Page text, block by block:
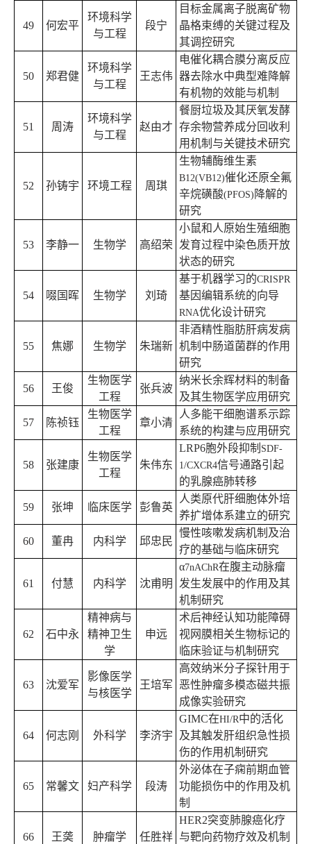
49 何宏平
环境科学
与工程
段宁
目标金属离子脱离矿物
晶格束缚的关键过程及
其调控研究
50 郑君健
环境科学
与工程
王志伟
电催化耦合膜分离反应
器去除水中典型难降解
有机物的效能与机制
51 周涛
环境科学
与工程
赵由才
餐厨垃圾及其厌氧发酵
存余物营养成分回收利
用机制与关键技术研究
52 孙铸宇 环境工程 周琪
生物辅酶维生素
B12(VB12)催化还原全氟
辛烷磺酸(PFOS) 降解的
研究
53 李静一 生物学 高绍荣
小鼠和人原始生殖细胞
发育过程中染色质开放
状态的研究
54 啜国晖 生物学 刘琦
基于机器学习的CRISPR
基因编辑系统的向导
RNA优化设计研究
55 焦娜 生物学 朱瑞新
非酒精性脂肪肝病发病
机制中肠道菌群的作用
研究
56 王俊
生物医学
工程
张兵波
纳米长余辉材料的制备
及其生物医学应用研究
57 陈祯钰
生物医学
工程
章小清
人多能干细胞谱系示踪
系统的构建与应用研究
58 张建康
生物医学
工程
朱伟东
LRP6胞外段抑制 SDF-
1/CXCR4信号通路引起
的乳腺癌肺转移
59 张坤 临床医学 彭鲁英
人类原代肝细胞体外培
养扩增体系建立的研究
60 董冉 内科学 邱忠民
慢性咳嗽发病机制及治
疗的基础与临床研究
61 付慧 内科学 沈甫明
α7nAChR在腹主动脉瘤
发生发展中的作用及其
机制研究
62 石中永
精神病与
精神卫生
学
申远
术后神经认知功能障碍
视网膜相关生物标记的
临床验证与机制研究
63 沈爱军
影像医学
与核医学
王培军
高效纳米分子探针用于
恶性肿瘤多模态磁共振
成像实验研究
64 何志刚 外科学 李济宇
GIMC在HI/R中的活化
及其触发肝组织急性损
伤的作用机制研究
65 常馨文 妇产科学 段涛
外泌体在子痫前期血管
功能损伤中的作用及机
制
66 王䶮 肿瘤学 任胜祥
HER2突变肺腺癌化疗
与靶向药物疗效及机制